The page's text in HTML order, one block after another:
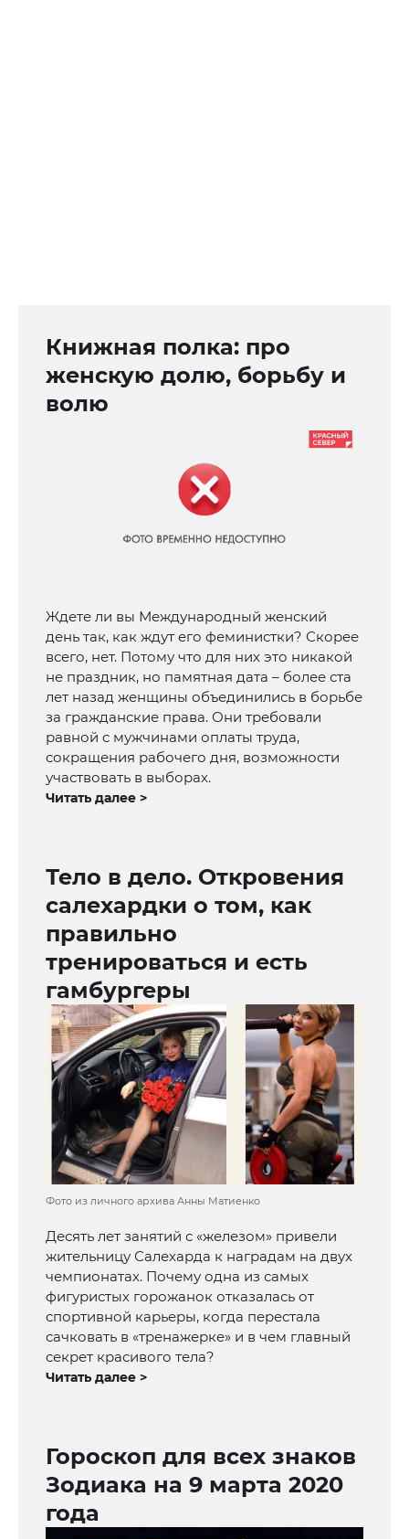
Книжная полка: про
женскую долю, борьбу и
волю
Ждете ли вы Международный женский
день так, как ждут его феминистки? Скорее
всего, нет. Потому что для них это никакой
не праздник, но памятная дата – более ста
лет назад женщины объединились в борьбе
за гражданские права. Они требовали
равной с мужчинами оплаты труда,
сокращения рабочего дня, возможности
участвовать в выборах.
Читать далее >
Тело в дело. Откровения
салехардки о том, как
правильно
тренироваться и есть
гамбургеры
Фото из личного архива Анны Матиенко
Десять лет занятий с «железом» привели
жительницу Салехарда к наградам на двух
чемпионатах. Почему одна из самых
фигуристых горожанок отказалась от
спортивной карьеры, когда перестала
сачковать в «тренажерке» и в чем главный
секрет красивого тела?
Читать далее >
Гороскоп для всех знаков
Зодиака на 9 марта 2020
года